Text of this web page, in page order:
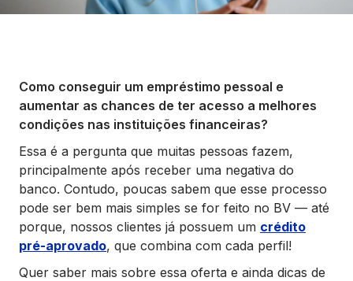
Como conseguir um empréstimo pessoal e
aumentar as chances de ter acesso a melhores
condições nas instituições financeiras?
Essa é a pergunta que muitas pessoas fazem,
principalmente após receber uma negativa do
banco. Contudo, poucas sabem que esse processo
pode ser bem mais simples se for feito no BV — até
porque, nossos clientes já possuem um crédito
pré-aprovado, que combina com cada perfil!
Quer saber mais sobre essa oferta e ainda dicas de